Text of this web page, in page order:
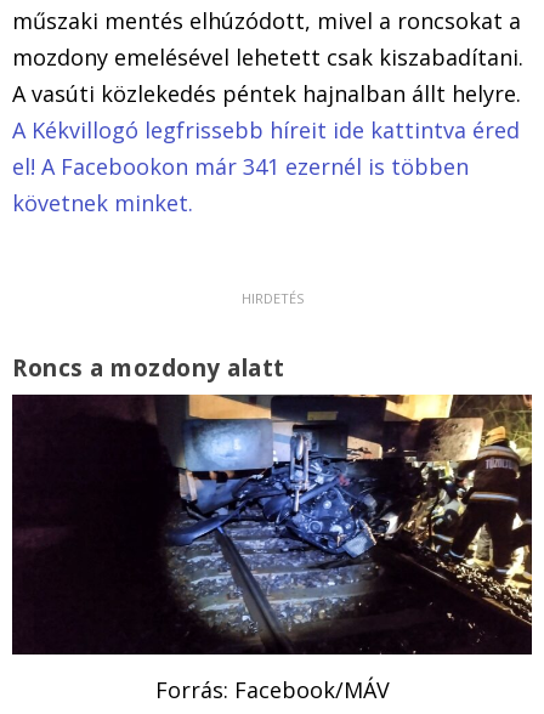
műszaki mentés elhúzódott, mivel a roncsokat a
mozdony emelésével lehetett csak kiszabadítani.
A vasúti közlekedés péntek hajnalban állt helyre.
A Kékvillogó legfrissebb híreit ide kattintva éred
el! A Facebookon már 341 ezernél is többen
követnek minket.
Roncs a mozdony alatt
Forrás: Facebook/MÁV